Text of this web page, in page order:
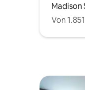
Madison
Von